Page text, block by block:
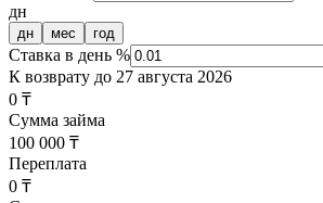
дн
дн мес год
Ставка в день %
К возврату до 27 августа 2026
0 ₸
Сумма займа
100 000 ₸
Переплата
0 ₸